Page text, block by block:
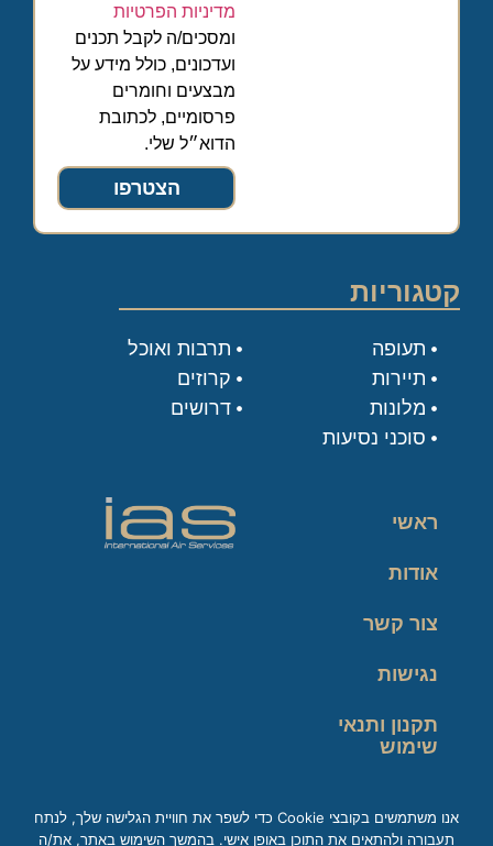
מדיניות הפרטיות
ומסכים/ה לקבל תכנים
ועדכונים, כולל מידע על
מבצעים וחומרים
פרסומיים, לכתובת
הדוא״ל שלי.
הצטרפו
קטגוריות
תעופה
תיירות
מלונות
סוכני נסיעות
תרבות ואוכל
קרוזים
דרושים
ראשי
אודות
צור קשר
נגישות
תקנון ותנאי
שימוש
אנו משתמשים בקובצי Cookie כדי לשפר את חוויית הגלישה שלך, לנתח
תעבורה ולהתאים את התוכן באופן אישי. בהמשך השימוש באתר, את/ה